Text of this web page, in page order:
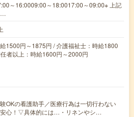
～16:0009:00～18:0017:00～09:00※ 上記
…
1500円～1875円 / 介護福祉士：時給1800
者以上：時給1600円～2000円
OKの看護助手／医療行為は一切行わない
安心！▽具体的には…・リネンやシ…